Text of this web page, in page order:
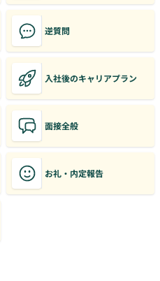
逆質問
入社後のキャリアプラン
面接全般
お礼・内定報告